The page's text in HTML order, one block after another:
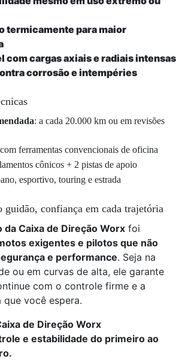
termicamente para maior
com cargas axiais e radiais intensas
corrosão e intempéries
: a cada 20.000 km ou em revisões
ferramentas convencionais de oficina
cônicos + 2 pistas de apoio
esportivo, touring e estrada
confiança em cada trajetória
da Caixa de Direção Worx foi
exigentes e pilotos que não
e performance. Seja na
ou em curvas de alta, ele garante
com o controle firme e a
você espera.
de Direção Worx
e estabilidade do primeiro ao